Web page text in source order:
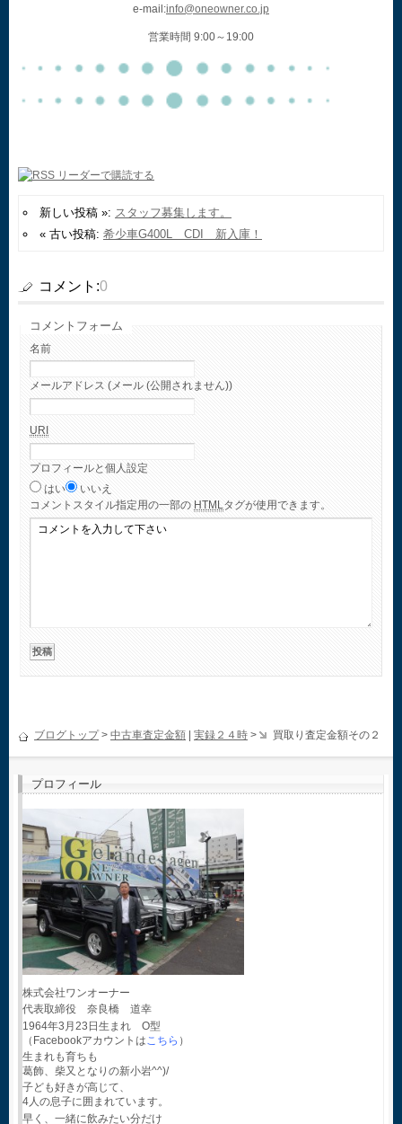
e-mail:info@oneowner.co.jp
営業時間 9:00～19:00
新しい投稿 »: スタッフ募集します。
« 古い投稿: 希少車G400L CDI 新入庫！
コメント:0
コメントフォーム
名前
メールアドレス (メール (公開されません))
URI
プロフィールと個人設定
はい
いいえ
コメント スタイル指定用の一部の HTML タグが使用できます。
ブログトップ> 中古車査定金額 実録２４時 > 買取り査定金額その２
プロフィール
株式会社ワンオーナー
代表取締役 奈良橋 道幸
1964年3月23日生まれ O型
（Facebookアカウントは こちら ）
生まれも育ちも
葛飾、柴又となりの新小岩^^)/
子ども好きが高じて、
4人の息子に囲まれています。
早く、一緒に飲みたい分だけ